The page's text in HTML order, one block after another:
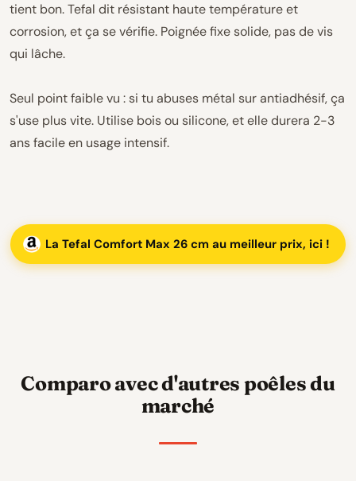
tient bon. Tefal dit résistant haute température et
corrosion, et ça se vérifie. Poignée fixe solide, pas de vis
qui lâche.
Seul point faible vu : si tu abuses métal sur antiadhésif, ça
s'use plus vite. Utilise bois ou silicone, et elle durera 2-3
ans facile en usage intensif.
La Tefal Comfort Max 26 cm au meilleur prix, ici !
Comparo avec d'autres poêles du
marché